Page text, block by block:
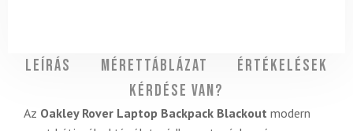
Leírás Mérettáblázat
Értékelések
Kérdése van?
Az Oakley Rover Laptop Backpack Blackout modern